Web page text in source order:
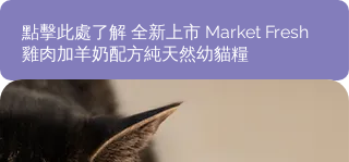
​點擊此處了解 全新上市 Market Fresh
雞肉加羊奶配方純天然幼貓糧